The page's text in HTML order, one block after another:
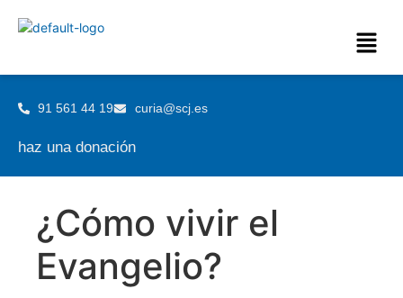
91 561 44 19 curia@scj.es
haz una donación
¿Cómo vivir el
Evangelio?